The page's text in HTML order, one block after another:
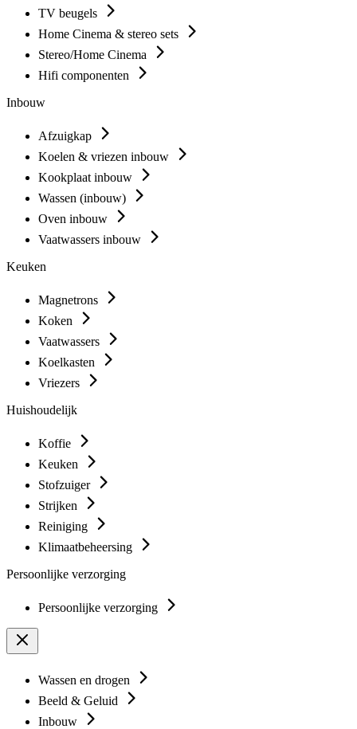
TV beugels
Home Cinema & stereo sets
Stereo/Home Cinema
Hifi componenten
Inbouw
Afzuigkap
Koelen & vriezen inbouw
Kookplaat inbouw
Wassen (inbouw)
Oven inbouw
Vaatwassers inbouw
Keuken
Magnetrons
Koken
Vaatwassers
Koelkasten
Vriezers
Huishoudelijk
Koffie
Keuken
Stofzuiger
Strijken
Reiniging
Klimaatbeheersing
Persoonlijke verzorging
Persoonlijke verzorging
Wassen en drogen
Beeld & Geluid
Inbouw